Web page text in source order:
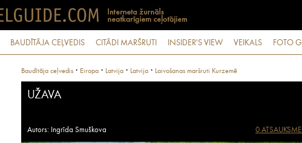
BAUDĪTĀJA CEĻVEDIS CITĀDI MARŠRUTI INSIDER'S VIEW VEIKALS FOTO
Baudītāja ceļvedis · Eiropa · Latvija · Latvija · Laivošanas maršruti Kurzemē
UŽAVA
Autors: Ingrīda Smuškova 0